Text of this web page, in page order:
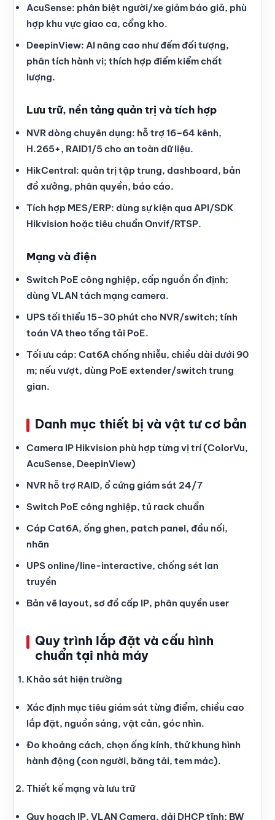
AcuSense: phân biệt người/xe giảm báo giả, phù
hợp khu vực giao ca, cổng kho.
DeepinView: AI nâng cao như đếm đối tượng,
phân tích hành vi; thích hợp điểm kiểm chất
lượng.
Lưu trữ, nền tảng quản trị và tích hợp
NVR dòng chuyên dụng: hỗ trợ 16–64 kênh,
H.265+, RAID1/5 cho an toàn dữ liệu.
HikCentral: quản trị tập trung, dashboard, bản
đồ xưởng, phân quyền, báo cáo.
Tích hợp MES/ERP: dùng sự kiện qua API/SDK
Hikvision hoặc tiêu chuẩn Onvif/RTSP.
Mạng và điện
Switch PoE công nghiệp, cấp nguồn ổn định;
dùng VLAN tách mạng camera.
UPS tối thiểu 15–30 phút cho NVR/switch; tính
toán VA theo tổng tải PoE.
Tối ưu cáp: Cat6A chống nhiễu, chiều dài dưới 90
m; nếu vượt, dùng PoE extender/switch trung
gian.
Danh mục thiết bị và vật tư cơ bản
Camera IP Hikvision phù hợp từng vị trí (ColorVu,
AcuSense, DeepinView)
NVR hỗ trợ RAID, ổ cứng giám sát 24/7
Switch PoE công nghiệp, tủ rack chuẩn
Cáp Cat6A, ống ghen, patch panel, đầu nối,
nhãn
UPS online/line-interactive, chống sét lan
truyền
Bản vẽ layout, sơ đồ cấp IP, phân quyền user
Quy trình lắp đặt và cấu hình
chuẩn tại nhà máy
Khảo sát hiện trường
Xác định mục tiêu giám sát từng điểm, chiều cao
lắp đặt, nguồn sáng, vật cản, góc nhìn.
Đo khoảng cách, chọn ống kính, thử khung hình
hành động (con người, băng tải, tem mác).
Thiết kế mạng và lưu trữ
Quy hoạch IP, VLAN Camera, dải DHCP tĩnh; BW